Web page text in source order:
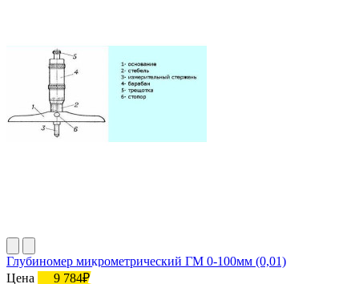
Глубиномер микрометрический ГМ 0-100мм (0,01)
Цена
9 784₽